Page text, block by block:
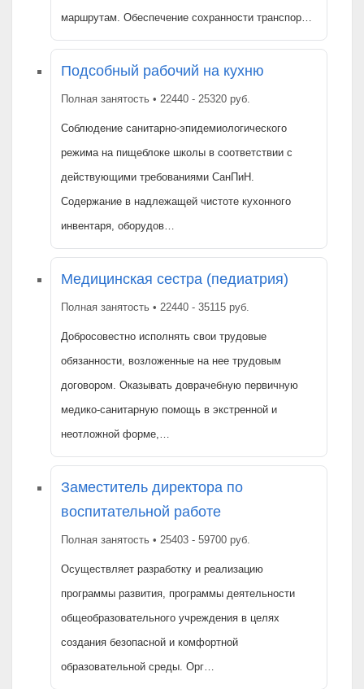
маршрутам. Обеспечение сохранности транспор…
Подсобный рабочий на кухню
Полная занятость • 22440 - 25320 руб.
Соблюдение санитарно-эпидемиологического
режима на пищеблоке школы в соответствии с
действующими требованиями СанПиН.
Содержание в надлежащей чистоте кухонного
инвентаря, оборудов…
Медицинская сестра (педиатрия)
Полная занятость • 22440 - 35115 руб.
Добросовестно исполнять свои трудовые
обязанности, возложенные на нее трудовым
договором. Оказывать доврачебную первичную
медико-санитарную помощь в экстренной и
неотложной форме,…
Заместитель директора по
воспитательной работе
Полная занятость • 25403 - 59700 руб.
Осуществляет разработку и реализацию
программы развития, программы деятельности
общеобразовательного учреждения в целях
создания безопасной и комфортной
образовательной среды. Орг…